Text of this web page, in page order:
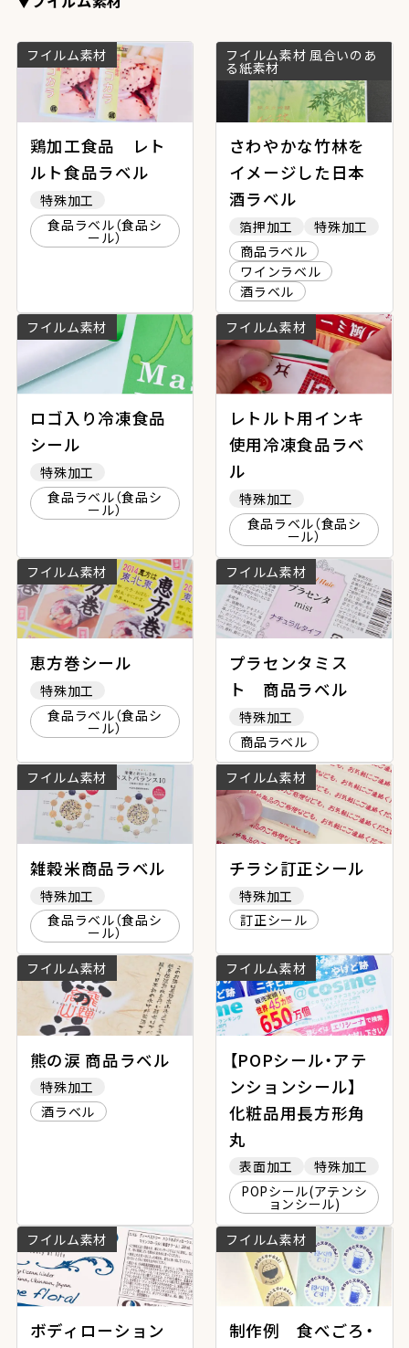
フイルム素材
鶏加工食品 レト
ルト食品ラベル
特殊加工
食品ラベル（食品シ
ール）
フイルム素材 風合いのあ
る紙素材
さわやかな竹林を
イメージした日本
酒ラベル
箔押加工
特殊加工
商品ラベル
ワインラベル
酒ラベル
フイルム素材
ロゴ入り冷凍食品
シール
特殊加工
食品ラベル（食品シ
ール）
フイルム素材
レトルト用インキ
使用冷凍食品ラベ
ル
特殊加工
食品ラベル（食品シ
ール）
フイルム素材
恵方巻シール
特殊加工
食品ラベル（食品シ
ール）
フイルム素材
プラセンタミス
ト 商品ラベル
特殊加工
商品ラベル
フイルム素材
雑穀米商品ラベル
特殊加工
食品ラベル（食品シ
ール）
フイルム素材
チラシ訂正シール
特殊加工
訂正シール
フイルム素材
熊の涙 商品ラベル
特殊加工
酒ラベル
フイルム素材
【POPシール・アテ
ンションシール】
化粧品用長方形角
丸
表面加工
特殊加工
POPシール(アテンシ
ョンシール)
フイルム素材
ボディローション
フイルム素材
制作例 食べごろ・